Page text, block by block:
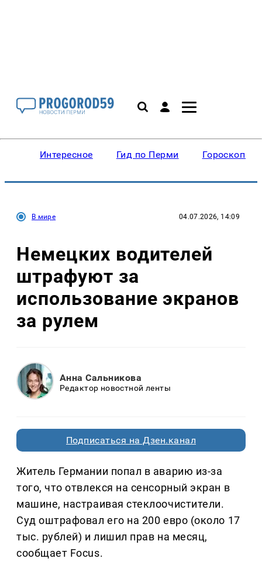
Интересное Гид по Перми Гороскопы
В мире 04.07.2026, 14:09
Немецких водителей
штрафуют за
использование экранов
за рулем
Анна Сальникова
Редактор новостной ленты
Подписаться на Дзен.канал
Житель Германии попал в аварию из-за
того, что отвлекся на сенсорный экран в
машине, настраивая стеклоочистители.
Суд оштрафовал его на 200 евро (около 17
тыс. рублей) и лишил прав на месяц,
сообщает Focus.